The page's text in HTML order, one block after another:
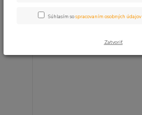
Zobrazujem 1-4 z 4
Súhlasím sospracovaním osobných údajov
Zatvoriť